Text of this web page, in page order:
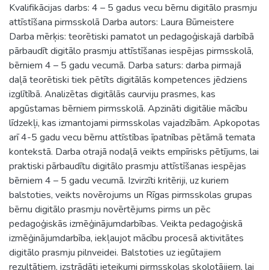
Kvalifikācijas darbs: 4 – 5 gadus vecu bērnu digitālo prasmju
attīstīšana pirmsskolā Darba autors: Laura Būmeistere
Darba mērķis: teorētiski pamatot un pedagoģiskajā darbībā
pārbaudīt digitālo prasmju attīstīšanas iespējas pirmsskolā,
bērniem 4 – 5 gadu vecumā. Darba saturs: darba pirmajā
daļā teorētiski tiek pētīts digitālās kompetences jēdziens
izglītībā. Analizētas digitālās caurviju prasmes, kas
apgūstamas bērniem pirmsskolā. Apzināti digitālie mācību
līdzekļi, kas izmantojami pirmsskolas vajadzībām. Apkopotas
arī 4-5 gadu vecu bērnu attīstības īpatnības pētāmā temata
kontekstā. Darba otrajā nodaļā veikts empīrisks pētījums, lai
praktiski pārbaudītu digitālo prasmju attīstīšanas iespējas
bērniem 4 – 5 gadu vecumā. Izvirzīti kritēriji, uz kuriem
balstoties, veikts novērojums un Rīgas pirmsskolas grupas
bērnu digitālo prasmju novērtējums pirms un pēc
pedagoģiskās izmēģinājumdarbības. Veikta pedagoģiskā
izmēģinājumdarbība, iekļaujot mācību procesā aktivitātes
digitālo prasmju pilnveidei. Balstoties uz iegūtajiem
rezultātiem, izstrādāti ieteikumi pirmsskolas skolotājiem, lai